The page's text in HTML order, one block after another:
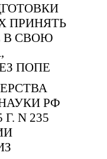
ПРИНЯТЬ
В СВОЮ
ПОПЕ
РФ
N 235